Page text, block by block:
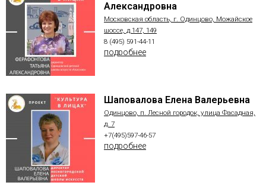
Александровна
Московская область, г. Одинцово, Можайское
шоссе, д.147, 149
8 (495) 591-44-11
подробнее
Шаповалова Елена Валерьевна
Одинцово, п. Лесной городок, улица Фасадная,
д. 7
+7(495)597-46-57
подробнее